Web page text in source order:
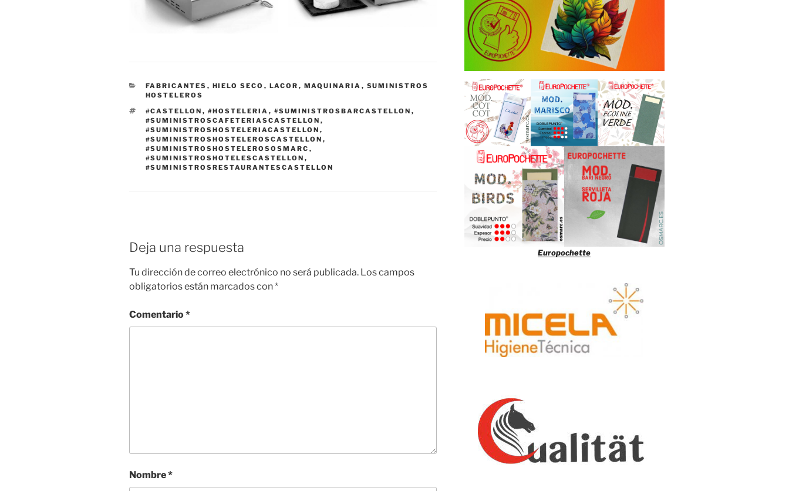
CATEGORÍAS
FABRICANTES , HIELO SECO , LACOR , MAQUINARIA , SUMINISTROS
HOSTELEROS
ETIQUETAS
#CASTELLON , #HOSTELERIA , #SUMINISTROSBARCASTELLON ,
#SUMINISTROSCAFETERIASCASTELLON ,
#SUMINISTROSHOSTELERIACASTELLON ,
#SUMINISTROSHOSTELEROSCASTELLON ,
#SUMINISTROSHOSTELEROSOSMARC ,
#SUMINISTROSHOTELESCASTELLON ,
#SUMINISTROSRESTAURANTESCASTELLON
Deja una respuesta
Tu dirección de correo electrónico no será publicada. Los campos
obligatorios están marcados con*
Comentario*
Nombre*
Europochette